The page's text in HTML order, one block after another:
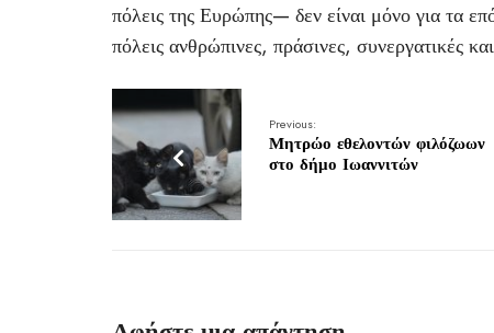
πόλεις της Ευρώπης— δεν είναι μόνο για τα
πόλεις ανθρώπινες, πράσινες, συνεργατικές
Previous:
Μητρώο εθελοντών φιλόζωων
στο δήμο Ιωαννιτών